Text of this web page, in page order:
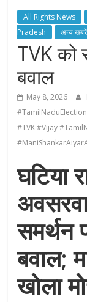
All Rights News
Pradesh
अन्य खबरें
TVK को
बवाल
May 8, 2026
#TVK #Vijay
घटिया
समर्थन
बवाल;
खोला